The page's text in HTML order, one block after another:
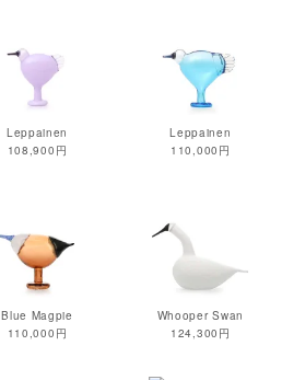
Leppainen
108,900円
Leppainen
110,000円
Blue Magpie
110,000円
Whooper Swan
124,300円